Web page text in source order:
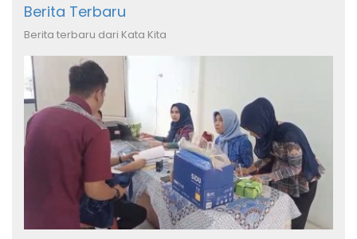
Berita Terbaru
Berita terbaru dari Kata Kita